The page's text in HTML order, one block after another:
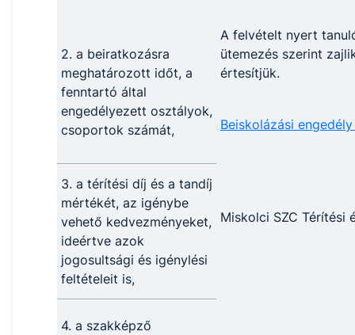
2. a beiratkozásra
meghatározott időt, a
fenntartó által
engedélyezett osztályok,
csoportok számát,
A felvételt nyert
ütemezés szerint
értesítjük.
Beiskolázási
3. a térítési díj és a tandíj
mértékét, az igénybe
vehető kedvezményeket,
ideértve azok
jogosultsági és igénylési
feltételeit is,
Miskolci SZC Térítési
4. a szakképző